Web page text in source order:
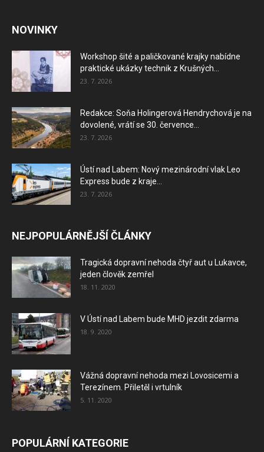
NOVINKY
Workshop šité a paličkované krajky nabídne
praktické ukázky technik z Krušných...
23. 7. 2026
Redakce: Soňa Holingerová Hendrychová je na
dovolené, vrátí se 30. července...
23. 7. 2026
Ústí nad Labem: Nový mezinárodní vlak Leo
Express bude z kraje...
23. 7. 2026
NEJPOPULÁRNĚJŠÍ ČLÁNKY
Tragická dopravní nehoda čtyř aut u Lukavce,
jeden člověk zemřel
18. 11. 2020
V Ústí nad Labem bude MHD jezdit zdarma
18. 9. 2020
Vážná dopravní nehoda mezi Lovosicemi a
Terezínem. Přiletěl i vrtulník
5. 11. 2020
POPULÁRNÍ KATEGORIE